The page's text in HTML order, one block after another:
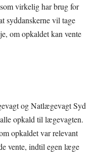
virkelig har brug for
syddanskerne vil tage
om opkaldet kan vente
og Natlægevagt Syd
opkald til lægevagten.
opkaldet var relevant
vente, indtil egen læge